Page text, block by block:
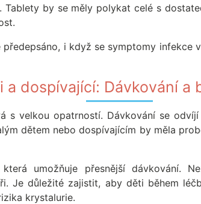
by se měly polykat celé s
i když se symptomy infekce
a dospívající: Dávkování a
s velkou opatrností. Dávkování se
dětem nebo dospívajícím by měla
umožňuje přesnější dávkování.
Je důležité zajistit, aby děti během
krystalurie.